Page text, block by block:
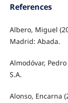
References
Albero, Miguel
Madrid: Abada.
Almodóvar,
S.A.
Alonso, Encarna